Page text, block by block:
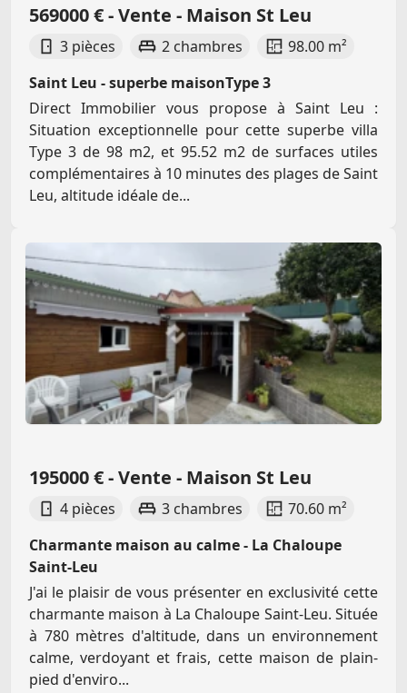
569000 € - Vente - Maison St Leu
3 pièces 2 chambres
98.00 m²
Saint Leu - superbe maisonType 3
Direct Immobilier vous propose à Saint Leu :
Situation exceptionnelle pour cette superbe villa
Type 3 de 98 m2, et 95.52 m2 de surfaces utiles
complémentaires à 10 minutes des plages de Saint
Leu, altitude idéale de...
195000 € - Vente - Maison St Leu
4 pièces 3 chambres
70.60 m²
Charmante maison au calme - La Chaloupe
Saint-Leu
J'ai le plaisir de vous présenter en exclusivité cette
charmante maison à La Chaloupe Saint-Leu. Située
à 780 mètres d'altitude, dans un environnement
calme, verdoyant et frais, cette maison de plain-
pied d'enviro...